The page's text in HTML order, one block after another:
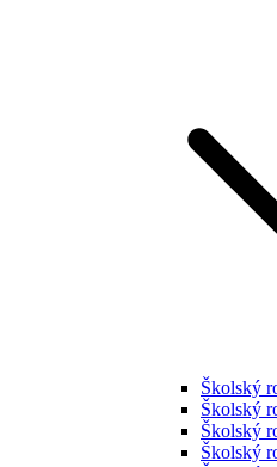
Školský
Školský
Školský
Školský